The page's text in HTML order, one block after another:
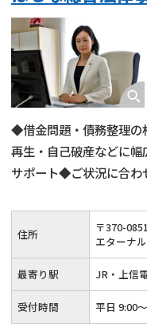
カードローン
◆借金問題・債務整理の
再生・自己破産などに
サポート◆ご状況に合わ
やすさ・話しやすさを
密保持で安心
住所 〒370-0851
エターナ
最寄り駅 JR・上信
受付時間 平日 9:00